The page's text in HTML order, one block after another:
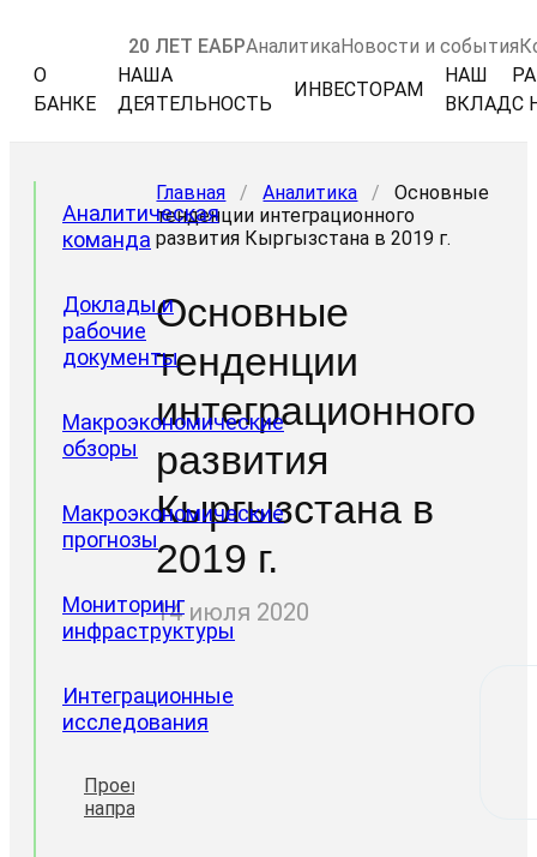
20 ЛЕТ ЕАБРАналитикаНовости и события
О
БАНКЕ
НАША
ДЕЯТЕЛЬНОСТЬ
ИНВЕСТОРАМ
НАШ
ВКЛАДС
Аналитическая
команда
Доклады и
рабочие
документы
Макроэкономические
обзоры
Макроэкономические
прогнозы
Мониторинг
инфраструктуры
Интеграционные
исследования
Проектные
направления
Главная / Аналитика /
Основные
тенденции интеграционного
развития Кыргызстана в 2019 г.
Основные
тенденции
интеграционного
развития
Кыргызстана в
2019 г.
14 июля 2020